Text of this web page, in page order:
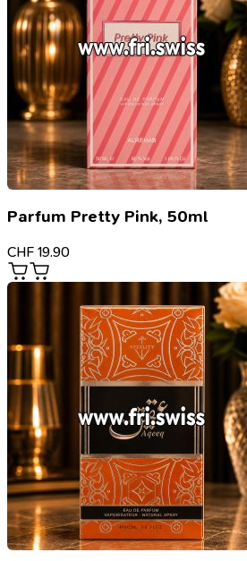
Parfum Pretty Pink, 50ml
CHF 19.90